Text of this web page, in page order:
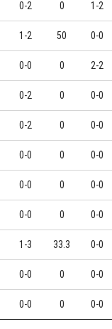
0-2 0 1-2
1-2 50 0-0
0-0 0 2-2
0-2 0 0-0
0-2 0 0-0
0-0 0 0-0
0-0 0 0-0
0-0 0 0-0
1-3 33.3 0-0
0-0 0 0-0
0-0 0 0-0